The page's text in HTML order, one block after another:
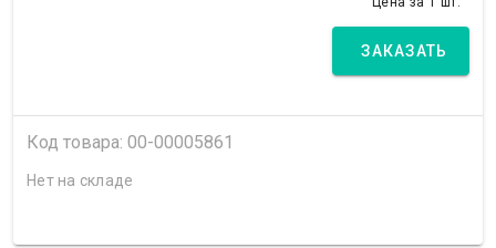
ЗАКАЗАТЬ
Код товара: 00-00005861
Нет на складе